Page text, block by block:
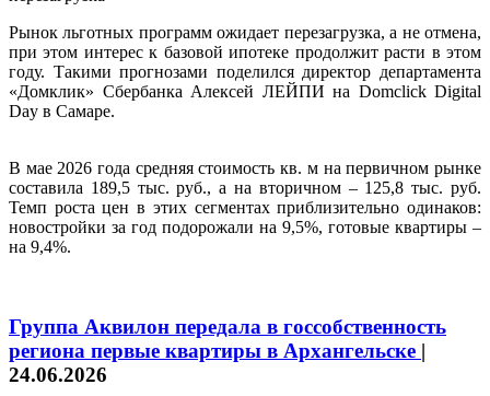
Рынок льготных программ ожидает перезагрузка, а не отмена,
при этом интерес к базовой ипотеке продолжит расти в этом
году. Такими прогнозами поделился директор департамента
«Домклик» Сбербанка Алексей ЛЕЙПИ на Domclick Digital
Day в Самаре.
В мае 2026 года средняя стоимость кв. м на первичном рынке
составила 189,5 тыс. руб., а на вторичном – 125,8 тыс. руб.
Темп роста цен в этих сегментах приблизительно одинаков:
новостройки за год подорожали на 9,5%, готовые квартиры –
на 9,4%.
Группа Аквилон передала в госсобственность
региона первые квартиры в Архангельске |
24.06.2026